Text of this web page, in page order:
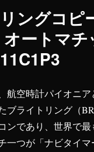
ングコピ
ートマチ
航空時計パイオニ
ブライトリング（
ンであり、世界で
一つが「ナビタイマ